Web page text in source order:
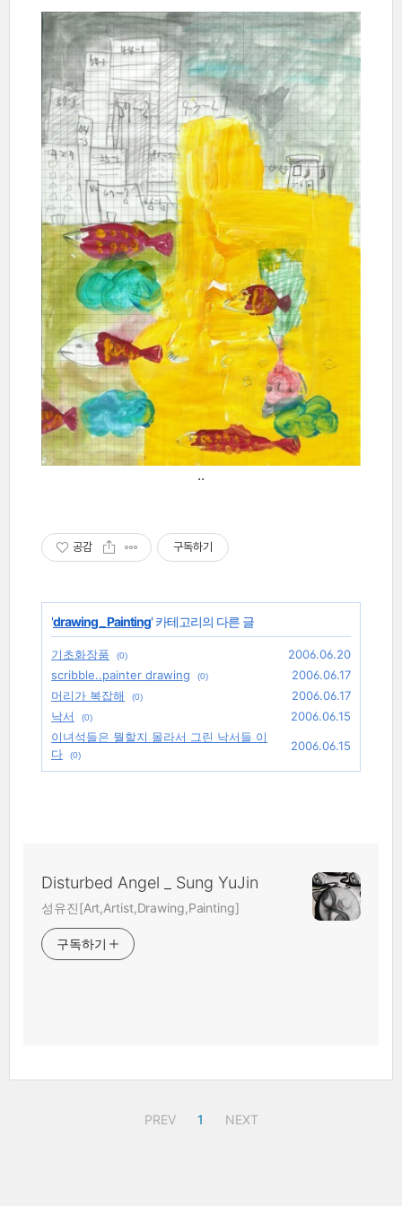
..
공감 구독하기
'drawing _ Painting' 카테고리의 다른 글
기초화장품 (0)
2006.06.20
scribble..painter drawing
(0)
2006.06.17
머리가 복잡해
(0)
2006.06.17
낙서
(0)
2006.06.15
이녀석들은 뭘할지 몰라서 그린 낙서들 이
다
(0)
2006.06.15
Disturbed Angel _ Sung YuJin
성유진[Art,Artist,Drawing,Painting]
구독하기
PREV 1 NEXT